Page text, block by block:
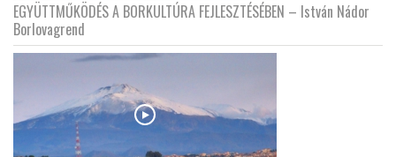
EGYÜTTMŰKÖDÉS A BORKULTÚRA FEJLESZTÉSÉBEN – István Nádor
Borlovagrend